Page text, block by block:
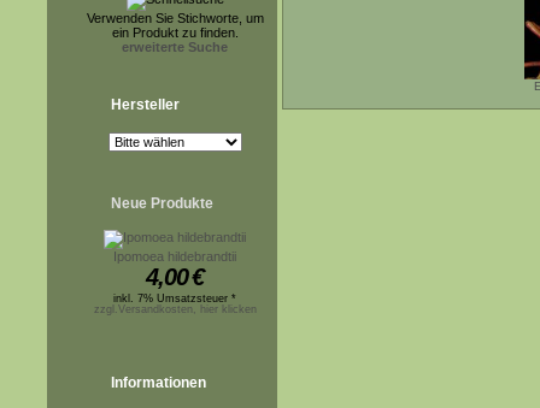
Verwenden Sie Stichworte, um
ein Produkt zu finden.
erweiterte Suche
Hersteller
Neue Produkte
Ipomoea hildebrandtii
4,00€
inkl. 7% Umsatzsteuer *
zzgl.Versandkosten, hier klicken
Informationen